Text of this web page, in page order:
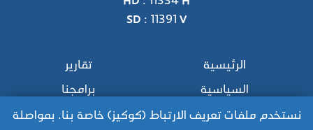
نستخدم ملفات تعريف الارتباط (كوكيز) خاصة بنا. بمواصلة
SD : 11391 V
الرئيسية
السياسية
محليات
تقارير
برامجنا
عربي ودولي